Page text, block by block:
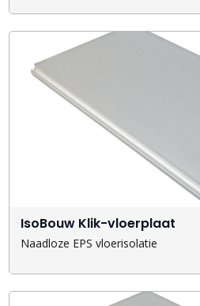
IsoBouw Klik-vloerplaat
Naadloze EPS vloerisolatie